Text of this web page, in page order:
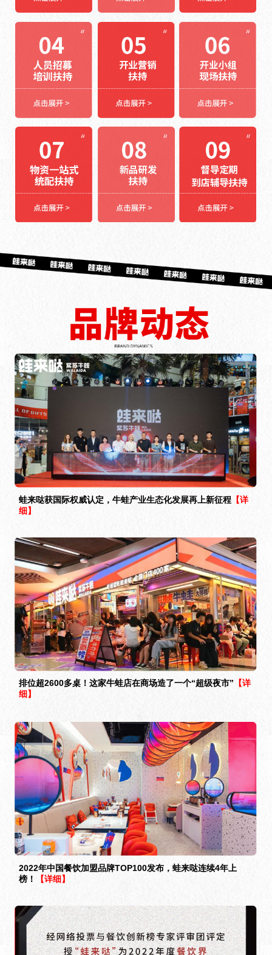
蛙来哒获国际权威认定，牛蛙产业生态化发展再上新征程 【详
细】
排位超2600多桌！这家牛蛙店在商场造了一个“超级夜市” 【详
细】
2022年中国餐饮加盟品牌TOP100发布，蛙来哒连续4年上
榜！
【详细】